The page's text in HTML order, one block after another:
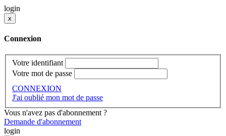
login
x
Connexion
Votre identifiant
Votre mot de passe
CONNEXION
J'ai oublié mon mot de passe
Vous n'avez pas d'abonnement ?
Demande d'abonnement
login